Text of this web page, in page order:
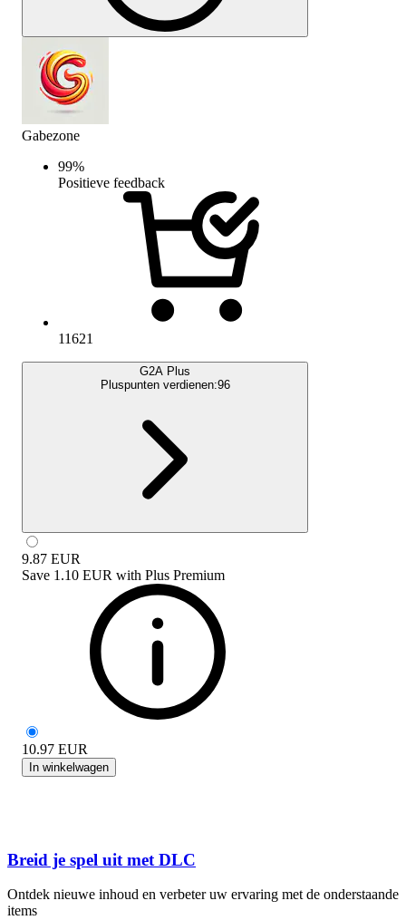
Gabezone
99%
Positieve feedback
11621
G2A Plus
Pluspunten verdienen:96
9.87 EUR
Save 1.10 EUR with Plus Premium
10.97 EUR
In winkelwagen
Breid je spel uit met DLC
Ontdek nieuwe inhoud en verbeter uw ervaring met de onderstaande
items